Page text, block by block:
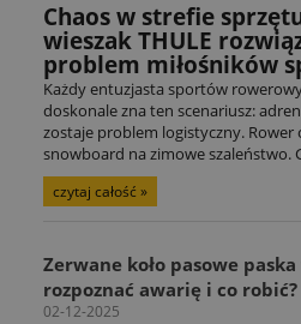
Chaos w strefie
wieszak THULE
problem miłośników
Każdy entuzjasta sportów
doskonale zna ten scenariusz:
zostaje problem logistyczny. Rower
snowboard na zimowe szaleństwo.
czytaj całość »
Zerwane koło pasowe
rozpoznać awarię i co robić?
02-12-2025